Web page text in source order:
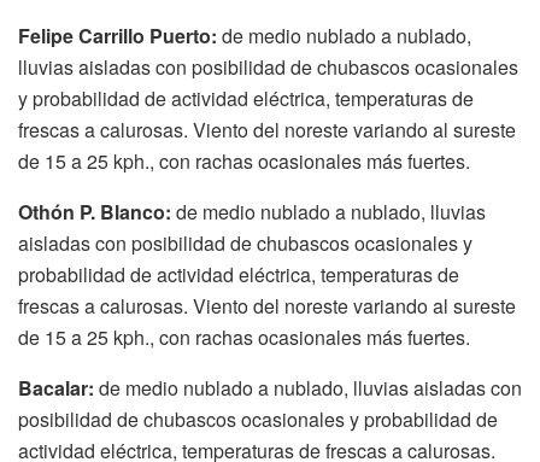
Felipe Carrillo Puerto: de medio nublado a nublado,
lluvias aisladas con posibilidad de chubascos ocasionales
y probabilidad de actividad eléctrica, temperaturas de
frescas a calurosas. Viento del noreste variando al sureste
de 15 a 25 kph., con rachas ocasionales más fuertes.
Othón P. Blanco: de medio nublado a nublado, lluvias
aisladas con posibilidad de chubascos ocasionales y
probabilidad de actividad eléctrica, temperaturas de
frescas a calurosas. Viento del noreste variando al sureste
de 15 a 25 kph., con rachas ocasionales más fuertes.
Bacalar: de medio nublado a nublado, lluvias aisladas con
posibilidad de chubascos ocasionales y probabilidad de
actividad eléctrica, temperaturas de frescas a calurosas.